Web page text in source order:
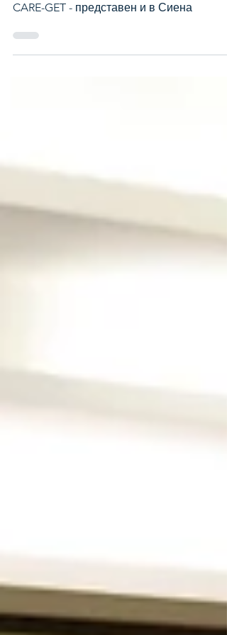
CARE-GET - представен и в Сиена
CARE-GET - представен и в Сиена